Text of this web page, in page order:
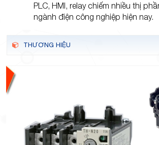
Minh
PLC, HMI, relay chiếm nhiều thị
ngành điện công nghiệp hiện nay.
THƯƠNG HIỆU